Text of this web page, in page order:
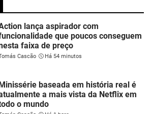
lança aspirador com
que poucos conseguem
faixa de preço
Cascão Há 54 minutos
baseada em história real é
a mais vista da Netflix em
o mundo